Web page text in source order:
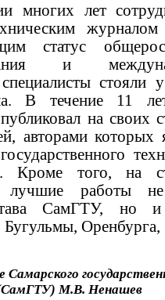
многих лет
статус
и
стояли
В течение 11
на своих
авторами которых
Кроме того, на
лучшие работы
СамГТУ, но
Оренбурга,
Самарского
(СамГТУ)М.В. Ненашев